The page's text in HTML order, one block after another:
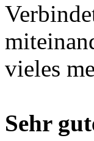
vieles
Sehr